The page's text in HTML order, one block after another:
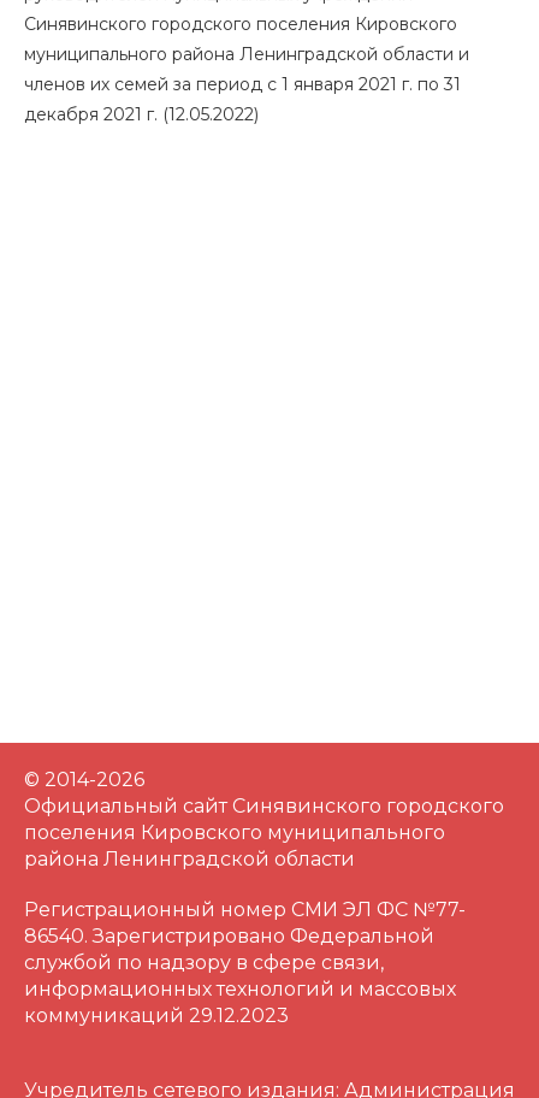
Синявинского городского поселения Кировского
муниципального района Ленинградской области и
членов их семей за период с 1 января 2021 г. по 31
декабря 2021 г. (12.05.2022)
© 2014-2026
Официальный сайт Синявинского городского
поселения Кировского муниципального
района Ленинградской области
Регистрационный номер СМИ ЭЛ ФС №77-
86540. Зарегистрировано Федеральной
службой по надзору в сфере связи,
информационных технологий и массовых
коммуникаций 29.12.2023
Учредитель сетевого издания: Администрация